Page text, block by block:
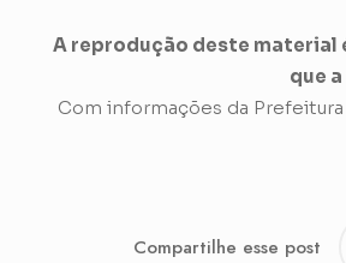
A reprodução deste material
que
Com informações da
Compartilhe esse post